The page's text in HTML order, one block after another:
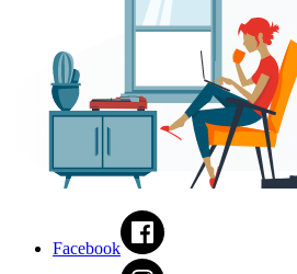
Facebook